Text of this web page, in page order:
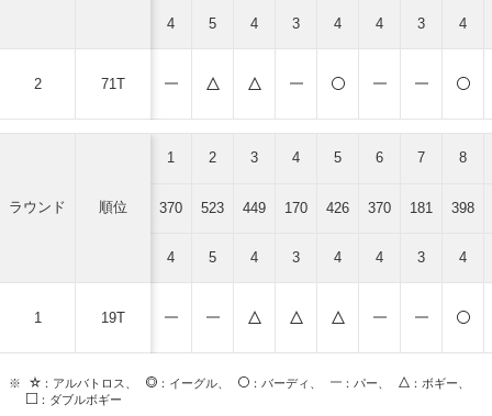
2 71T
4 5 4 3 4 4 3 4
ラウンド 順位
1 19T
1 2 3 4 5 6 7 8
370 523 449 170 426 370 181 398
4 5 4 3 4 4 3 4
※ ：アルバトロス、 ：イーグル、 ：バーディ、 ：パー、
：ボギー、
：ダブルボギー